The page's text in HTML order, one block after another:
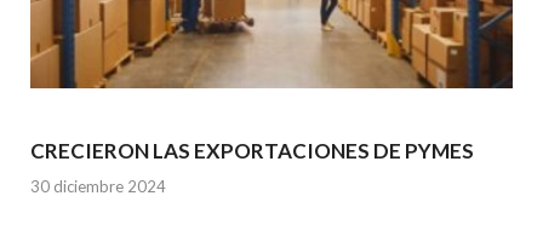
CRECIERON LAS EXPORTACIONES DE PYMES
30 diciembre 2024